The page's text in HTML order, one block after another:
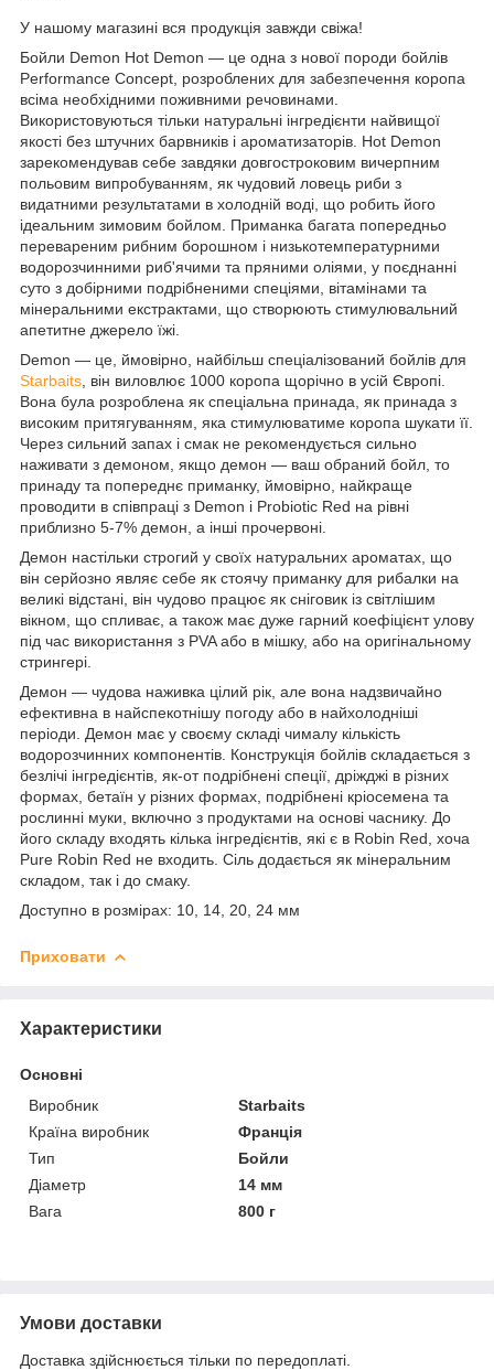
У нашому магазині вся продукція завжди свіжа!
Бойли Demon Hot Demon — це одна з нової породи бойлів
Performance Concept, розроблених для забезпечення коропа
всіма необхідними поживними речовинами.
Використовуються тільки натуральні інгредієнти найвищої
якості без штучних барвників і ароматизаторів. Hot Demon
зарекомендував себе завдяки довгостроковим вичерпним
польовим випробуванням, як чудовий ловець риби з
видатними результатами в холодній воді, що робить його
ідеальним зимовим бойлом. Приманка багата попередньо
перевареним рибним борошном і низькотемпературними
водорозчинними риб'ячими та пряними оліями, у поєднанні
суто з добірними подрібненими спеціями, вітамінами та
мінеральними екстрактами, що створюють стимулювальний
апетитне джерело їжі.
Demon — це, ймовірно, найбільш спеціалізований бойлів для
Starbaits , він виловлює 1000 коропа щорічно в усій Європі.
Вона була розроблена як спеціальна принада, як принада з
високим притягуванням, яка стимулюватиме коропа шукати її.
Через сильний запах і смак не рекомендується сильно
наживати з демоном, якщо демон — ваш обраний бойл, то
принаду та попереднє приманку, ймовірно, найкраще
проводити в співпраці з Demon і Probiotic Red на рівні
приблизно 5-7% демон, а інші прочервоні.
Демон настільки строгий у своїх натуральних ароматах, що
він серйозно являє себе як стоячу приманку для рибалки на
великі відстані, він чудово працює як сніговик із світлішим
вікном, що спливає, а також має дуже гарний коефіцієнт улову
під час використання з PVA або в мішку, або на оригінальному
стрингері.
Демон — чудова наживка цілий рік, але вона надзвичайно
ефективна в найспекотнішу погоду або в найхолодніші
періоди. Демон має у своєму складі чималу кількість
водорозчинних компонентів. Конструкція бойлів складається з
безлічі інгредієнтів, як-от подрібнені спеції, дріжджі в різних
формах, бетаїн у різних формах, подрібнені кріосемена та
рослинні муки, включно з продуктами на основі часнику. До
його складу входять кілька інгредієнтів, які є в Robin Red, хоча
Pure Robin Red не входить. Сіль додається як мінеральним
складом, так і до смаку.
Доступно в розмірах: 10, 14, 20, 24 мм
Приховати
Характеристики
Основні
Виробник
Starbaits
Країна виробник
Франція
Тип
Бойли
Діаметр
14 мм
Вага
800 г
Умови доставки
Доставка здійснюється тільки по передоплаті.